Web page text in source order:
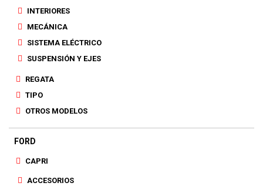
INTERIORES
MECÁNICA
SISTEMA ELÉCTRICO
SUSPENSIÓN Y EJES
REGATA
TIPO
OTROS MODELOS
FORD
CAPRI
ACCESORIOS